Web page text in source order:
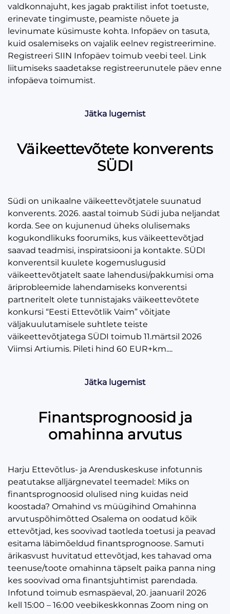
valdkonnajuht, kes jagab praktilist infot toetuste,
erinevate tingimuste, peamiste nõuete ja
levinumate küsimuste kohta. Infopäev on tasuta,
kuid osalemiseks on vajalik eelnev registreerimine.
Registreeri SIIN Infopäev toimub veebi teel. Link
liitumiseks saadetakse registreerunutele päev enne
infopäeva toimumist.
Jätka lugemist
Väikeettevõtete konverents
SÜDI
Südi on unikaalne väikeettevõtjatele suunatud
konverents. 2026. aastal toimub Südi juba neljandat
korda. See on kujunenud üheks olulisemaks
kogukondlikuks foorumiks, kus väikeettevõtjad
saavad teadmisi, inspiratsiooni ja kontakte. SÜDI
konverentsil kuulete kogemuslugusid
väikeettevõtjatelt saate lahendusi/pakkumisi oma
äriprobleemide lahendamiseks konverentsi
partneritelt olete tunnistajaks väikeettevõtete
konkursi “Eesti Ettevõtlik Vaim” võitjate
väljakuulutamisele suhtlete teiste
väikeettevõtjatega SÜDI toimub 11.märtsil 2026
Viimsi Artiumis. Pileti hind 60 EUR+km....
Jätka lugemist
Finantsprognoosid ja
omahinna arvutus
Harju Ettevõtlus- ja Arenduskeskuse infotunnis
peatutakse alljärgnevatel teemadel: Miks on
finantsprognoosid olulised ning kuidas neid
koostada? Omahind vs müügihind Omahinna
arvutuspõhimõtted Osalema on oodatud kõik
ettevõtjad, kes soovivad taotleda toetusi ja peavad
esitama läbimõeldud finantsprognoose. Samuti
ärikasvust huvitatud ettevõtjad, kes tahavad oma
teenuse/toote omahinna täpselt paika panna ning
kes soovivad oma finantsjuhtimist parendada.
Infotund toimub esmaspäeval, 20. jaanuaril 2026
kell 15:00 – 16:00 veebikeskkonnas Zoom ning on